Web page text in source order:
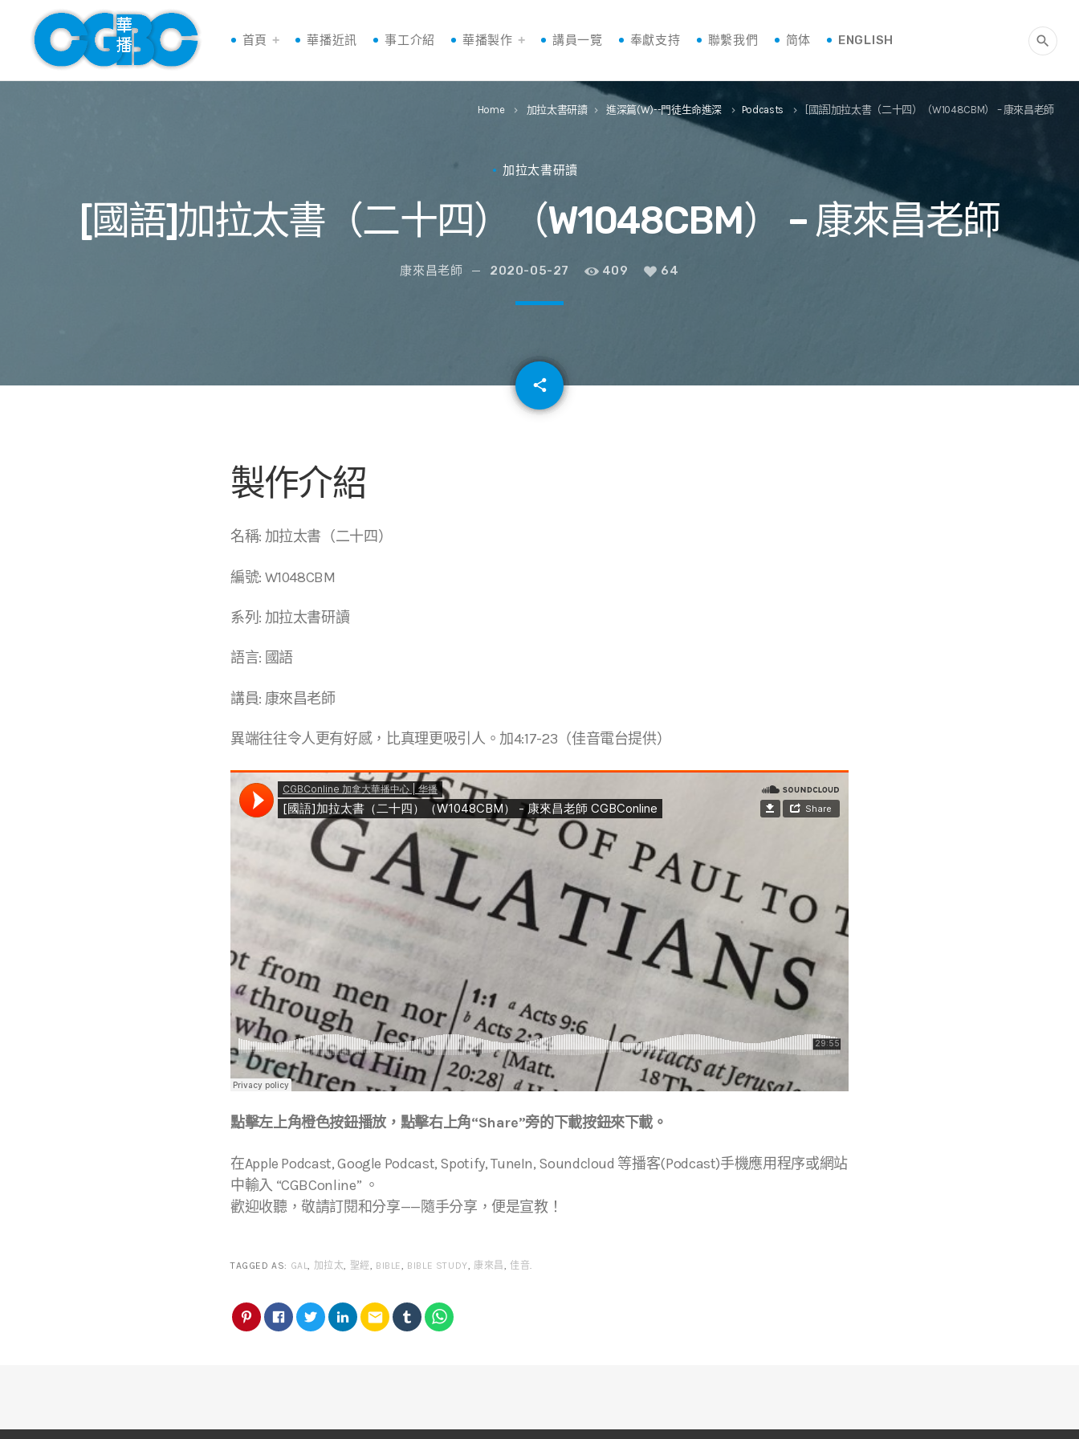
首頁 華播近訊 事工介紹 華播製作 講員一覽 奉獻支持 聯繫我們 简体 ENGLISH search
Home keyboard_arrow_right 加拉太書研讀 keyboard_arrow_right 進深篇(W)--門徒生命進深 keyboard_arrow_right Podcasts keyboard_arrow_right [國語]加拉太書（二十四）（W1048CBM） – 康來昌老師
加拉太書研讀
[國語]加拉太書（二十四）（W1048CBM） – 康來昌老師
康來昌老師 2020-05-27 409 64
share
email
製作介紹
名稱: 加拉太書（二十四）
編號: W1048CBM
系列: 加拉太書研讀
語言: 國語
講員: 康來昌老師
異端往往令人更有好感，比真理更吸引人。加4:17-23（佳音電台提供）
點擊左上角橙色按鈕播放，點擊右上角“Share”旁的下載按鈕來下載。
在Apple Podcast, Google Podcast, Spotify, TuneIn, Soundcloud 等播客(Podcast)手機應用程序或網站
中輸入 “CGBConline” 。
歡迎收聽，敬請訂閱和分享——隨手分享，便是宣教！
TAGGED AS: GAL 加拉太 聖經 BIBLE BIBLE STUDY 康來昌 佳音
email